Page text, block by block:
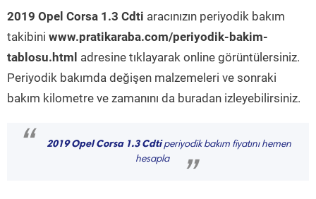
2019 Opel Corsa 1.3 Cdti aracınızın periyodik bakım
takibini www.pratikaraba.com/periyodik-bakim-
tablosu.html adresine tıklayarak online görüntülersiniz.
Periyodik bakımda değişen malzemeleri ve sonraki
bakım kilometre ve zamanını da buradan izleyebilirsiniz.
“ 2019 Opel Corsa 1.3 Cdtiperiyodik bakım fiyatını hemen
hesapla
”